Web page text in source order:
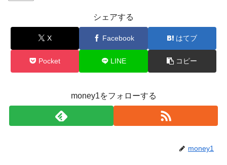
シェアする
X Facebook はてブ
Pocket LINE コピー
money1をフォローする
money1